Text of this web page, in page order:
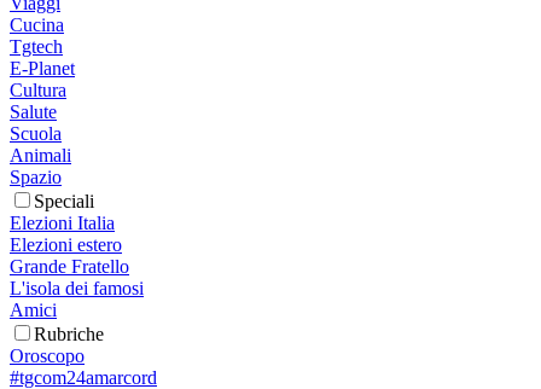
Cucina
Tgtech
E-Planet
Cultura
Salute
Scuola
Animali
Spazio
Speciali
Elezioni Italia
Elezioni estero
Grande Fratello
L'isola dei famosi
Amici
Rubriche
Oroscopo
#tgcom24amarcord